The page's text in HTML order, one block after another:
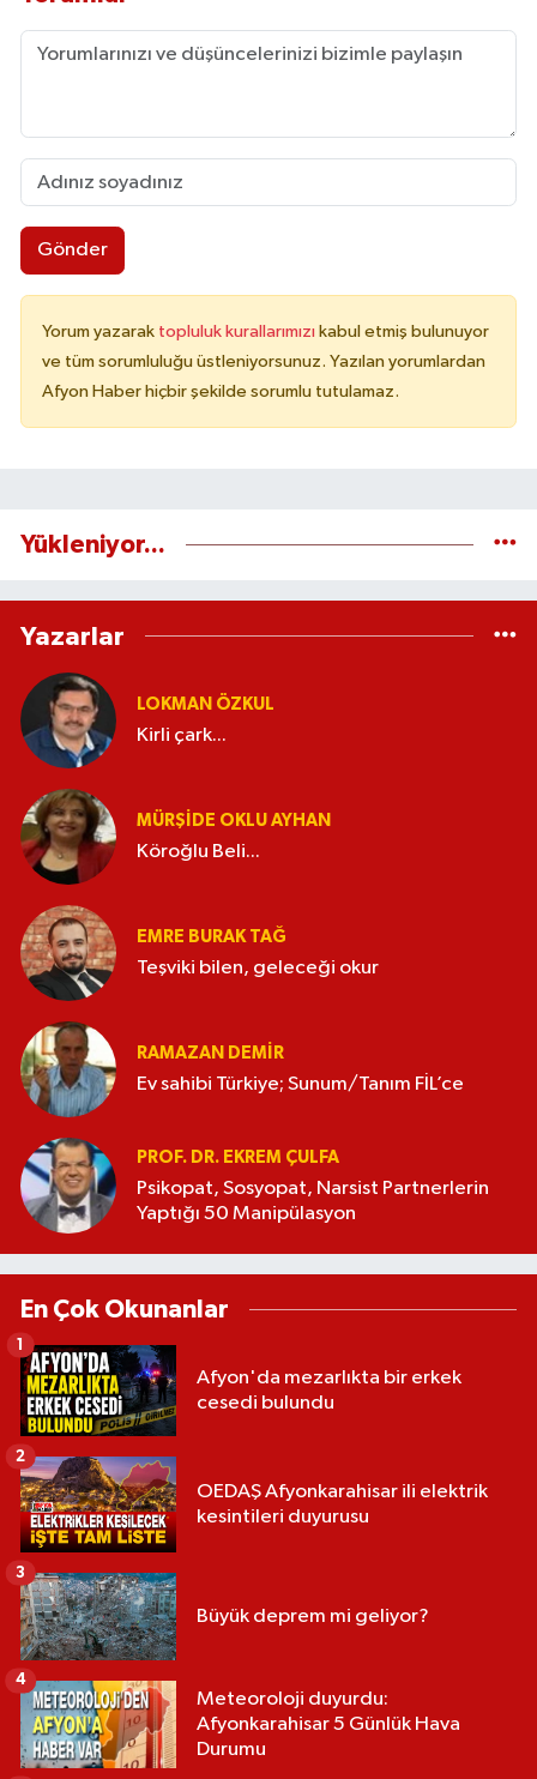
Gönder
Yorum yazarak topluluk kurallarımızı kabul etmiş bulunuyor
ve tüm sorumluluğu üstleniyorsunuz. Yazılan yorumlardan
Afyon Haber hiçbir şekilde sorumlu tutulamaz.
Yükleniyor...
Yazarlar
LOKMAN ÖZKUL
Kirli çark...
MÜRŞIDE OKLU AYHAN
Köroğlu Beli...
EMRE BURAK TAĞ
Teşviki bilen, geleceği okur
RAMAZAN DEMİR
Ev sahibi Türkiye; Sunum/Tanım FİL’ce
PROF. DR. EKREM ÇULFA
Psikopat, Sosyopat, Narsist Partnerlerin
Yaptığı 50 Manipülasyon
En Çok Okunanlar
Afyon'da mezarlıkta bir erkek
cesedi bulundu
1
OEDAŞ Afyonkarahisar ili elektrik
kesintileri duyurusu
2
Büyük deprem mi geliyor?
3
Meteoroloji duyurdu:
Afyonkarahisar 5 Günlük Hava
Durumu
4